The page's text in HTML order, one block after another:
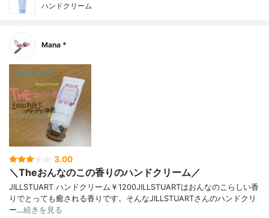
ハンドクリーム
Mana *
3.00
＼Theおんなのこの香りのハンドクリーム／
JILLSTUART ハンドクリーム￥1200JILLSTUARTはおんなのこらしい香
りでとっても癒される香りです。そんなJILLSTUARTさんのハンドクリ
ー…続きを見る